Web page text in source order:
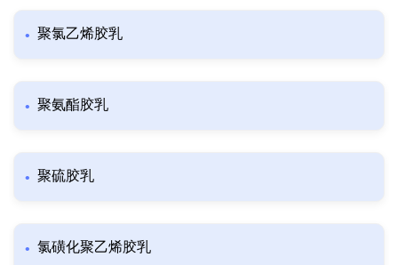
聚氯乙烯胶乳
聚氨酯胶乳
聚硫胶乳
氯磺化聚乙烯胶乳